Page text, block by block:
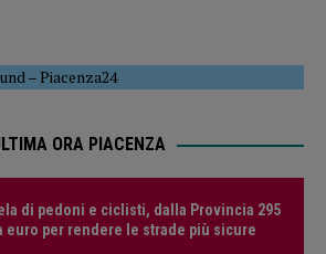
–Piacenza24
ORA PIACENZA
di pedoni e ciclisti, dalla Provincia 295
euro per rendere le strade più sicure